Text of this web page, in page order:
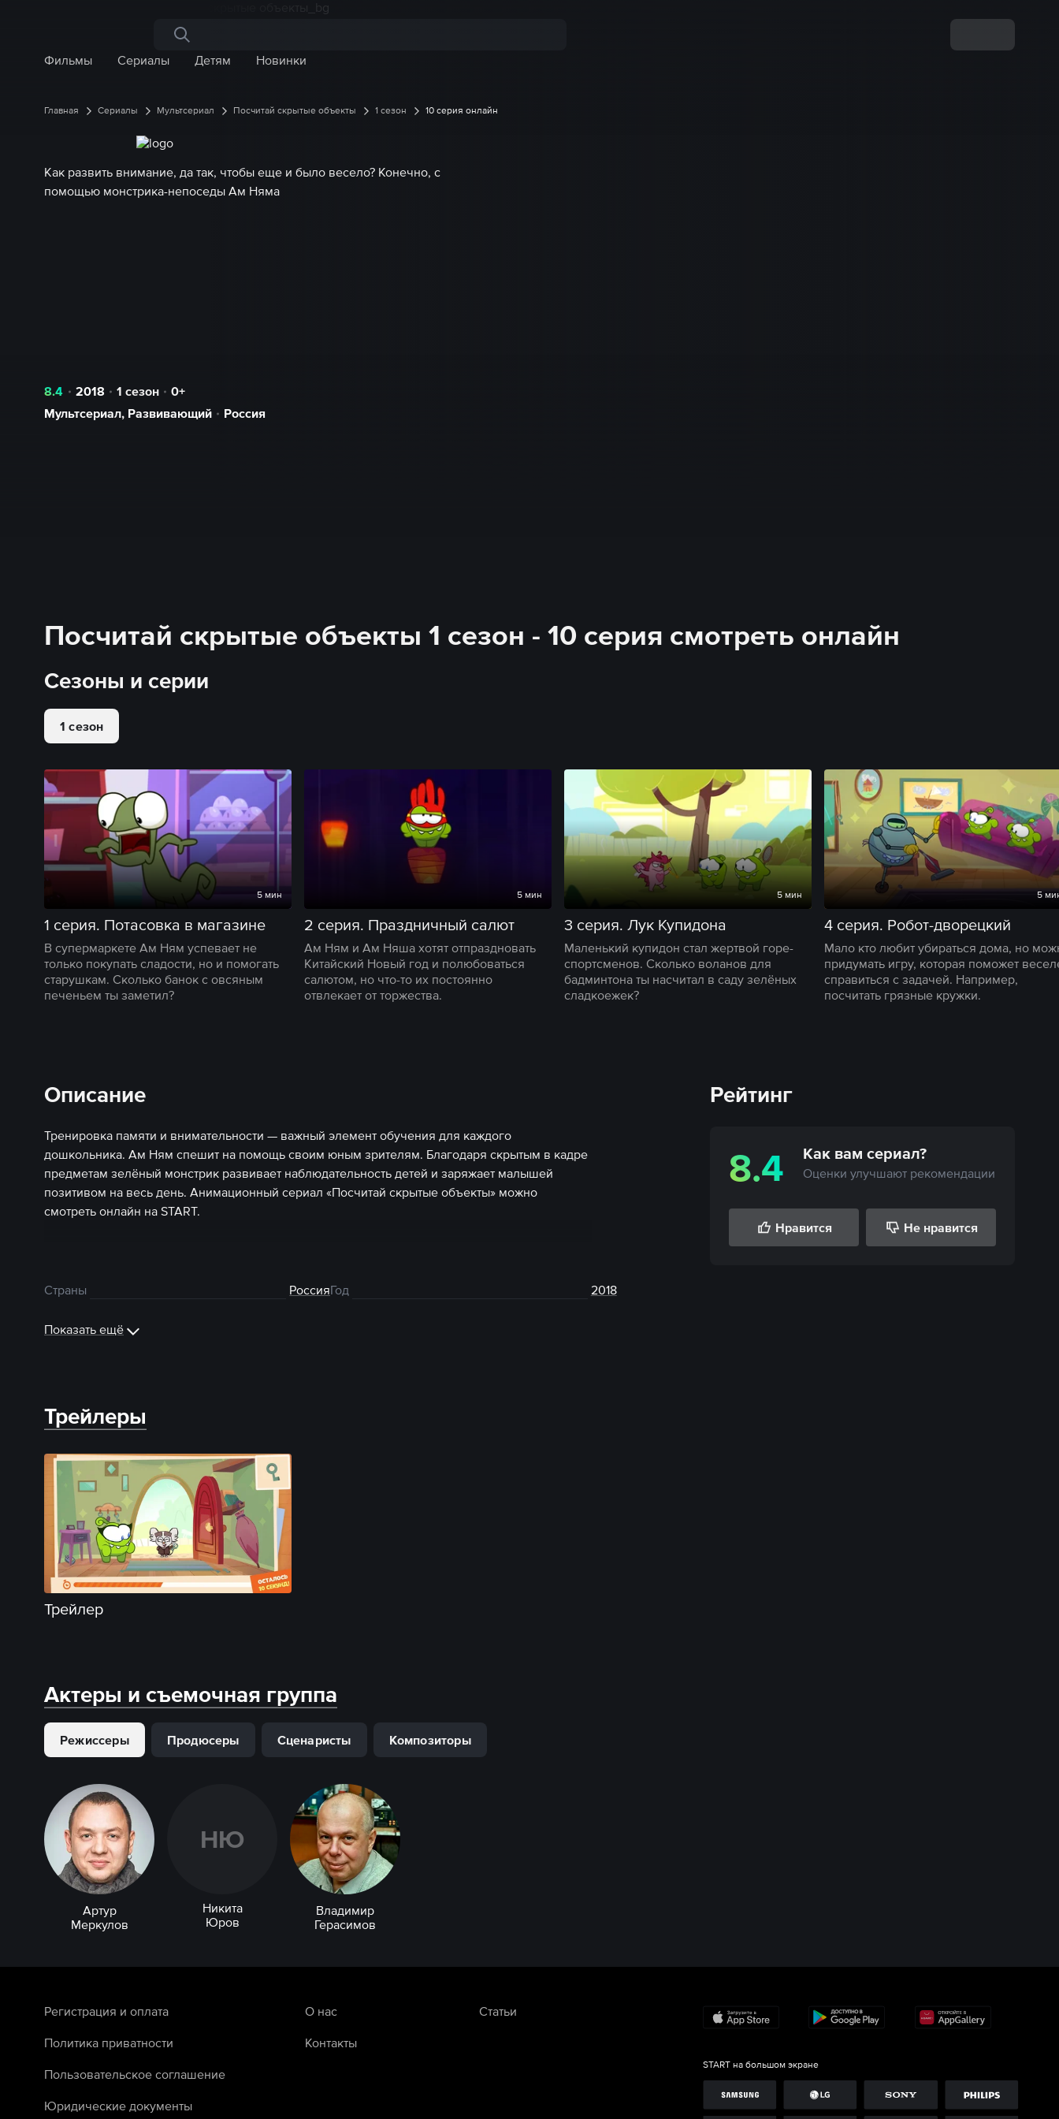
Поиск по сайту
Фильмы
Сериалы Детям Новинки
Главная Сериалы Мультсериал Посчитай скрытые объекты 1 сезон 10 серия онлайн
Как развить внимание, да так, чтобы еще и было весело? Конечно, с
помощью монстрика-непоседы Ам Няма
8.4 2018 1 сезон
0+
Мультсериал, Развивающий Россия
Посчитай скрытые объекты 1 сезон - 10 серия смотреть онлайн
Сезоны и серии
1 сезон
5 мин
1 серия. Потасовка в магазине
В супермаркете Ам Ням успевает не
только покупать сладости, но и помогать
старушкам. Сколько банок с овсяным
печеньем ты заметил?
5 мин
2 серия. Праздничный салют
Ам Ням и Ам Няша хотят отпраздновать
Китайский Новый год и полюбоваться
салютом, но что-то их постоянно
отвлекает от торжества.
5 мин
3 серия. Лук Купидона
Маленький купидон стал жертвой горе-
спортсменов. Сколько воланов для
бадминтона ты насчитал в саду зелёных
сладкоежек?
5
4 серия. Робот-дворецкий
Мало кто любит убираться дома, но
придумать игру, которая поможет
справиться с задачей. Например,
посчитать грязные кружки.
Описание
Тренировка памяти и внимательности — важный элемент обучения для каждого
дошкольника. Ам Ням спешит на помощь своим юным зрителям. Благодаря скрытым в кадре
предметам зелёный монстрик развивает наблюдательность детей и заряжает малышей
позитивом на весь день. Анимационный сериал «Посчитай скрытые объекты» можно
смотреть онлайн на START.
Страны РоссияГод 2018
Показать ещё
Рейтинг
8.4 Как вам сериал?
Оценки улучшают рекомендации
Нравится Не нравится
Трейлеры
Трейлер
Актеры и съемочная группа
Режиссеры Продюсеры Сценаристы Композиторы
Артур
Меркулов
НЮ
Никита
Юров
Владимир
Герасимов
Регистрация и оплата
Политика приватности
Пользовательское соглашение
Юридические документы
О нас
Контакты
Статьи
START на большом экране